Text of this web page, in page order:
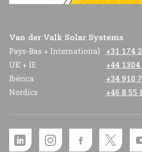
Van der Valk Solar Systems
Pays-Bas + International
+31 174
UK + IE
+44 1304
Ibérica
+34 910
Nordics
+46 8 55